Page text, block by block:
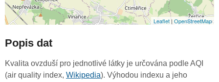
Leaflet | OpenStreetMap
Popis dat
Kvalita ovzduší pro jednotlivé látky je určována podle AQI
(air quality index, Wikipedia). Výhodou indexu a jeho